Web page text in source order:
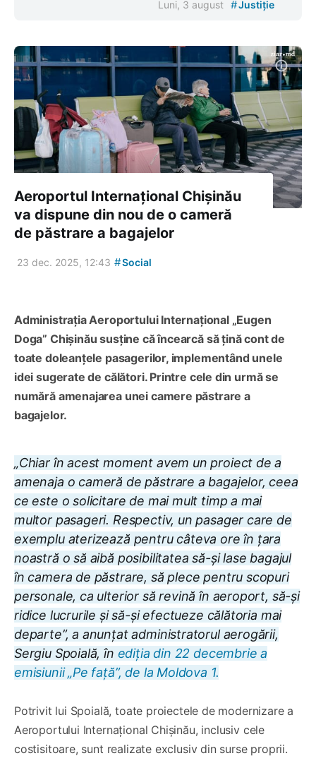
Luni, 3 august #Justiție
Aeroportul Internațional Chișinău
va dispune din nou de o cameră
de păstrare a bagajelor
23 dec. 2025, 12:43 #Social
Administrația Aeroportului Internațional „Eugen
Doga” Chișinău susține că încearcă să țină cont de
toate doleanțele pasagerilor, implementând unele
idei sugerate de călători. Printre cele din urmă se
numără amenajarea unei camere păstrare a
bagajelor.
„Chiar în acest moment avem un proiect de a
amenaja o cameră de păstrare a bagajelor, ceea
ce este o solicitare de mai mult timp a mai
multor pasageri. Respectiv, un pasager care de
exemplu aterizează pentru câteva ore în țara
noastră o să aibă posibilitatea să-și lase bagajul
în camera de păstrare, să plece pentru scopuri
personale, ca ulterior să revină în aeroport, să-și
ridice lucrurile și să-și efectueze călătoria mai
departe”, a anunțat administratorul aerogării,
Sergiu Spoială, în ediția din 22 decembrie a
emisiunii „Pe față”, de la Moldova 1.
Potrivit lui Spoială, toate proiectele de modernizare a
Aeroportului Internațional Chișinău, inclusiv cele
costisitoare, sunt realizate exclusiv din surse proprii.